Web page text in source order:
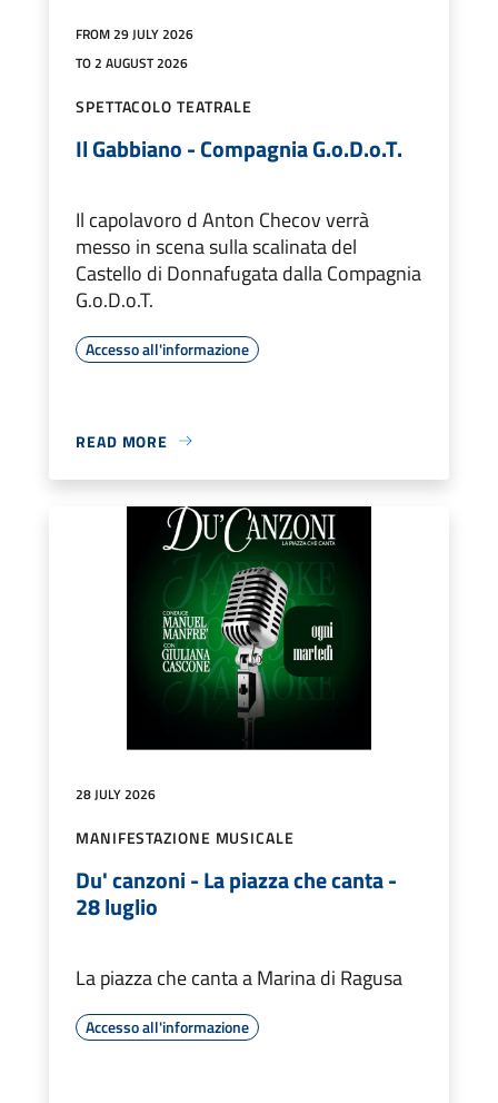
FROM 29 JULY 2026
TO 2 AUGUST 2026
SPETTACOLO TEATRALE
Il Gabbiano - Compagnia G.o.D.o.T.
Il capolavoro d Anton Checov verrà
messo in scena sulla scalinata del
Castello di Donnafugata dalla Compagnia
G.o.D.o.T.
Accesso all'informazione
READ MORE
28 JULY 2026
MANIFESTAZIONE MUSICALE
Du' canzoni - La piazza che canta -
28 luglio
La piazza che canta a Marina di Ragusa
Accesso all'informazione